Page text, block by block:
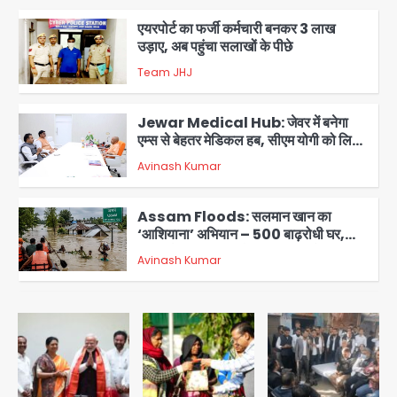
4
Jewar Medical Hub: जेवर में बनेगा
एम्स से बेहतर मेडिकल हब, सीएम योगी को लिखा
पत्र
5
Assam Floods: सलमान खान का
‘आशियाना’ अभियान – 500 बाढ़रोधी घर,
220 तैयार; जुबीन गर्ग की विरासत और बॉलीवुड
सितारों का जमीनी सहयोग
1
युवा इनोवेटरों की सोच से हाईटेक होगी दिल्ली
पुलिस
2
सुदर्शन शक्ति-वी अभ्यास में मॉक आॅपरेशन
Team JHJ